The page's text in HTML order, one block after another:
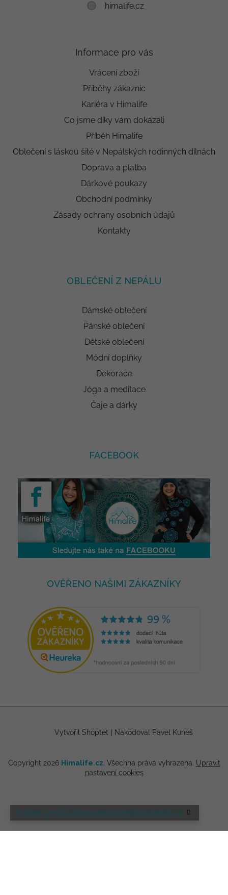
🌸 NOVÁ LETNÍ KOLEKCE HIMALIFE PRÁVĚ NA ESHOPU 🌸
himalife.cz
Informace pro vás
Vrácení zboží
Příběhy zákaznic
Kariéra v Himalife
Co jsme díky vám dokázali
Příběh Himalife
Oblečení s láskou šité v Nepálských rodinných dílnách
Doprava a platba
Dárkové poukazy
Obchodní podmínky
Zásady ochrany osobních údajů
Kontakty
OBLEČENÍ Z NEPÁLU
Dámské oblečení
Pánské oblečení
Dětské oblečení
Módní doplňky
Dekorace
Jóga a meditace
Čaje a dárky
FACEBOOK
OVĚŘENO NAŠIMI ZÁKAZNÍKY
Vytvořil Shoptet Nakódoval Pavel Kuneš
Copyright 2026 Himalife.cz. Všechna práva vyhrazena. Upravit
nastavení cookies